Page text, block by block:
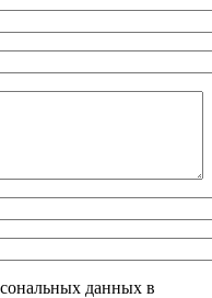
данных в